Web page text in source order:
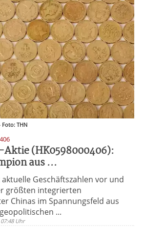
Foto: THN
(HK0598000406):
aus ...
Geschäftszahlen vor und
größten integrierten
Chinas im Spannungsfeld aus
...
Uhr